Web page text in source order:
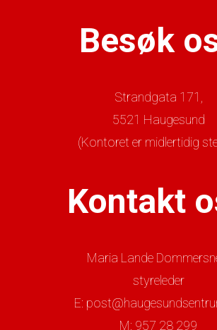
Besøk
Strandgata 171,
5521 Haugesund
(Kontoret er midlertidig
Kontakt
Maria Lande
styreleder
E:
M: 957 28 299